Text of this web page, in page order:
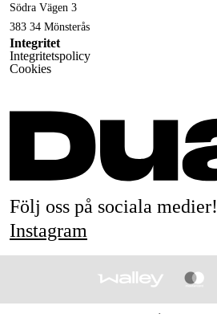
Södra Vägen 3
383 34 Mönsterås
Integritet
Integritetspolicy
Cookies
Följ oss på sociala medier!
Instagram